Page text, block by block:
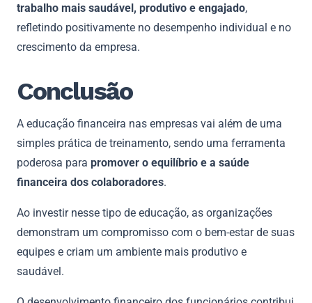
trabalho mais saudável, produtivo e engajado,
refletindo positivamente no desempenho individual e no
crescimento da empresa.
Conclusão
A educação financeira nas empresas vai além de uma
simples prática de treinamento, sendo uma ferramenta
poderosa para promover o equilíbrio e a saúde
financeira dos colaboradores.
Ao investir nesse tipo de educação, as organizações
demonstram um compromisso com o bem-estar de suas
equipes e criam um ambiente mais produtivo e
saudável.